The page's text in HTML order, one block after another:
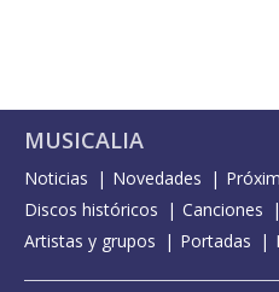
MUSICALIA
Noticias Novedades
Discos históricos
Canciones
Artistas y grupos
Portadas